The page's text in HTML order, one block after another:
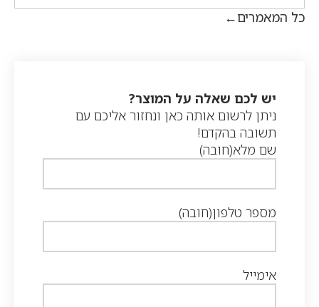
כל המאמרים
יש לכם שאלה על המוצר?
ניתן לרשום אותה כאן ונחזור אליכם עם
תשובה בהקדם!
שם מלא(חובה)
מספר טלפון(חובה)
אימייל